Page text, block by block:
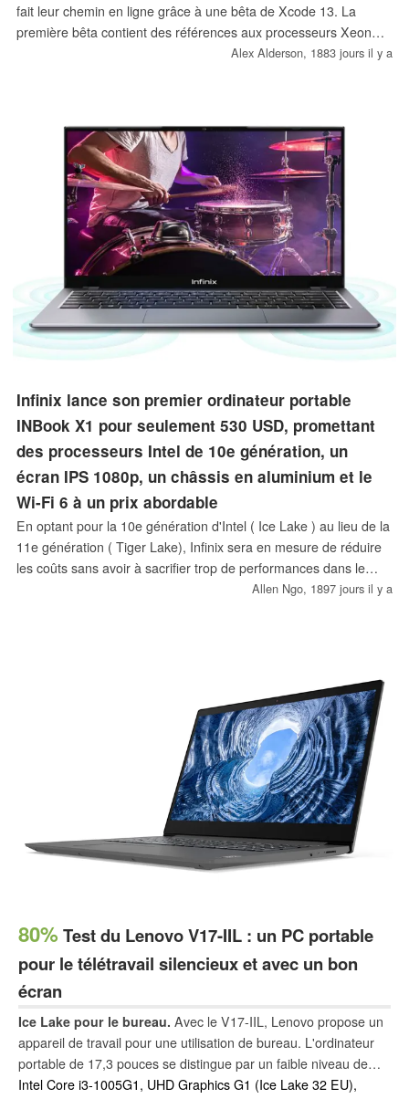
fait leur chemin en ligne grâce à une bêta de Xcode 13. La
première bêta contient des références aux processeurs Xeon
Scalable de 3e génération, des processeurs de qualité serveur
Alex Alderson, 1883 jours il y a
Infinix lance son premier ordinateur portable
INBook X1 pour seulement 530 USD, promettant
des processeurs Intel de 10e génération, un
écran IPS 1080p, un châssis en aluminium et le
Wi-Fi 6 à un prix abordable
En optant pour la 10e génération d'Intel ( Ice Lake ) au lieu de la
11e génération ( Tiger Lake), Infinix sera en mesure de réduire
les coûts sans avoir à sacrifier trop de performances dans le
Allen Ngo, 1897 jours il y a
80% Test du Lenovo V17-IIL : un PC portable
pour le télétravail silencieux et avec un bon
écran
Ice Lake pour le bureau. Avec le V17-IIL, Lenovo propose un
appareil de travail pour une utilisation de bureau. L'ordinateur
portable de 17,3 pouces se distingue par un faible niveau de
bruit de fonctionnement, un faible dégagement de chaleur et un
Intel Core i3-1005G1, UHD Graphics G1 (Ice Lake 32 EU),